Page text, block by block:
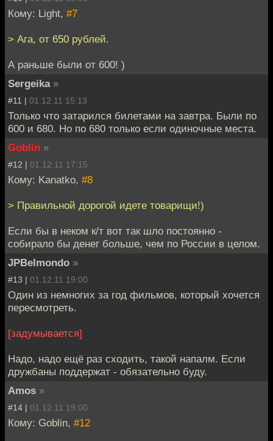
Кому: Light, #7
> Ага, от 650 рублей.
А раньше были от 600! )
Sergeika »
#11 | 01.12.11 15:13
Только что затарился билетами на завтра. Были по
600 и 680. Но по 680 только если одиночные места.
Goblin »
#12 | 01.12.11 17:15
Кому: Kanatko, #8
> Правильной дорогой идете товарищи!)
Если бы в неком к/т вот так шло постоянно -
собирало бы денег больше, чем по России в целом.
JPBelmondo »
#13 | 01.12.11 19:00
Один из немногих за год фильмов, который хочется
пересмотреть.
[задумывается]
Надо, надо ещё раз сходить, такой напалм. Если
дружбаны поддержат - обязательно буду.
Amos »
#14 | 01.12.11 19:00
Кому: Goblin, #12